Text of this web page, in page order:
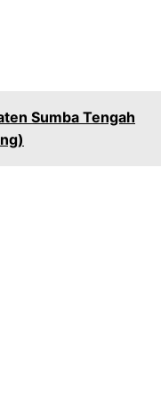
Sumba Tengah